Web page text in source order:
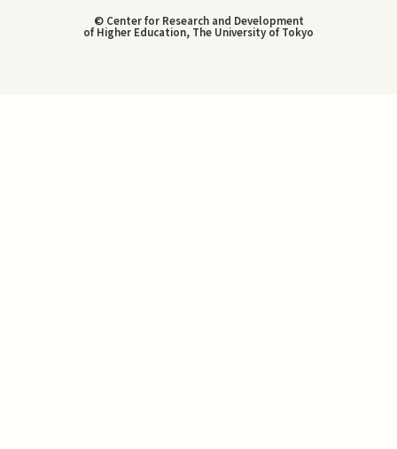
© Center for Research and Development
of Higher Education, The University of Tokyo